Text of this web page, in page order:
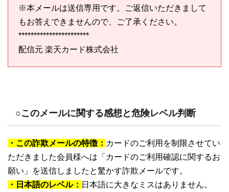
※本メールは送信専用です。ご返信いただきまして
もお答えできませんので、ご了承ください。
***********************
配信元 楽天カード株式会社
○このメールに関する感想と危険レベル判断
・この詐欺メールの特徴： カードのご利用を制限させてい
ただきました会員様へは「カードのご利用確認に関するお
願い」を送信しましたと驚かす詐欺メールです。
・日本語のレベル： 日本語に大きなミスはありません。